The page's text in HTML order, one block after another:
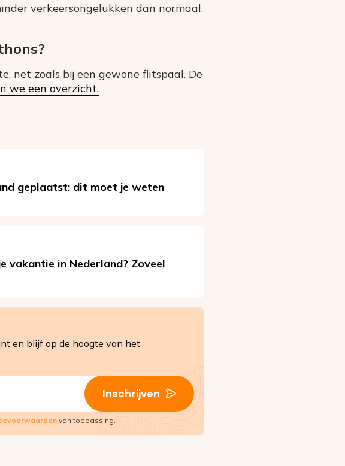
verkeersongelukken dan normaal,
net zoals bij een gewone flitspaal. De
we een overzicht.
geplaatst: dit moet je weten
vakantie in Nederland? Zoveel
en blijf op de hoogte van het
Inschrijven
van toepassing.